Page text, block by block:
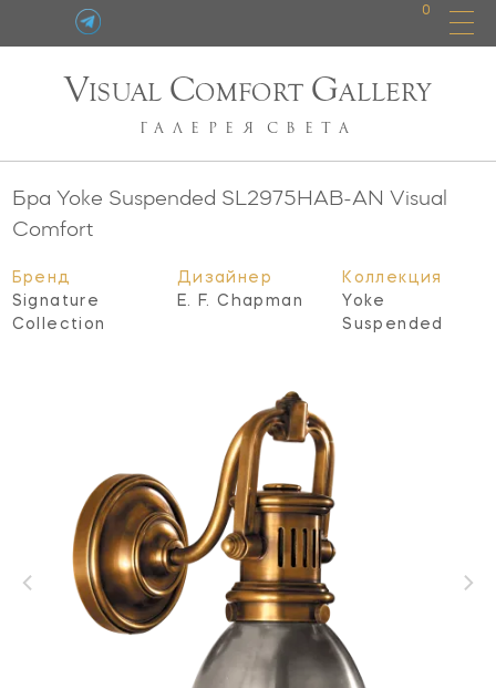
0
VISUAL COMFORT GALLERY
ГАЛЕРЕЯ СВЕТА
Бра Yoke Suspended SL2975HAB-AN Visual
Comfort
Бренд
Signature
Collection
Дизайнер
E. F. Chapman
Коллекция
Yoke
Suspended